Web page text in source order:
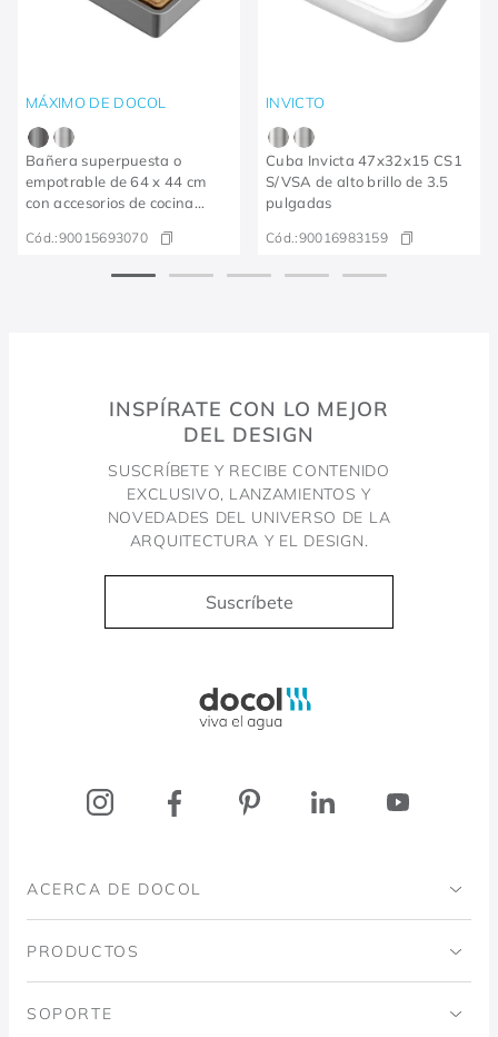
MÁXIMO DE DOCOL
Bañera superpuesta o
empotrable de 64 x 44 cm
con accesorios de cocina
Graphite
Cód.:90015693070
INVICTO
Cuba Invicta 47x32x15 CS1
S/VSA de alto brillo de 3.5
pulgadas
Cód.:90016983159
INSPÍRATE CON LO MEJOR
DEL DESIGN
SUSCRÍBETE Y RECIBE CONTENIDO
EXCLUSIVO, LANZAMIENTOS Y
NOVEDADES DEL UNIVERSO DE LA
ARQUITECTURA Y EL DESIGN.
Suscríbete
ACERCA DE DOCOL
Institucional
PRODUCTOS
Baños
SOPORTE